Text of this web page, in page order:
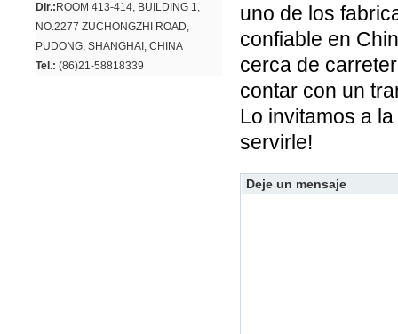
Dir.: ROOM 413-414, BUILDING 1,
NO.2277 ZUCHONGZHI ROAD,
PUDONG, SHANGHAI, CHINA
Tel.: (86)21-58818339
uno de los
confiable en
cerca de
contar con un
Lo invitamos a
servirle!
Deje un mensaje